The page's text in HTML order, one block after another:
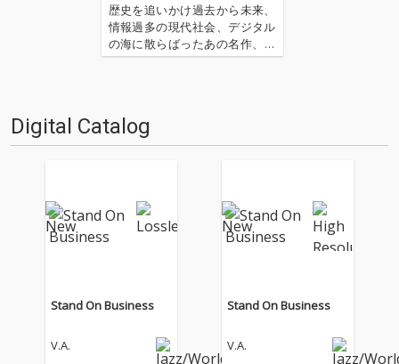
歴史を追いかけ過去から未来、
情報過多の現代社会、デジタル
の海に散らばったあの名作、こ
の名作たちをひとつにまとめる
マスター音源 2.これまで未配信
だった作品の…
Digital Catalog
Stand On Business
V.A.
Stand On Business
V.A.